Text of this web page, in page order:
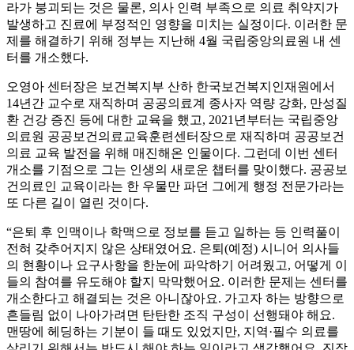
라가 붕괴되는 것은 물론, 의사 인력 부족으로 의료 취약지가
발생하고 진료에 부정적인 영향을 미치는 실정이다. 이러한 문
제를 해결하기 위해 정부는 지난해 4월 국립중앙의료원 내 센
터를 개소했다.
오영아 센터장은 보건복지부 산하 한국보건복지인재원에서
14년간 교수로 재직하며 공공의료계 종사자 역량 강화, 만성질
환 건강 증진 등에 대한 교육을 했고, 2021년부터는 국립중앙
의료원 공공보건의료교육훈련센터장으로 재직하며 공공보건
의료 교육 발전을 위해 매진해온 인물이다. 그런데 이번 센터
개소를 기점으로 그는 인생의 새로운 챕터를 맞이했다. 공공보
건의료인 교육이라는 한 우물만 파던 그에게 행정 전문가라는
또 다른 길이 열린 것이다.
“은퇴 후 인맥이나 학맥으로 정보를 듣고 일하는 등 인력풀이
전혀 갖추어지지 않은 상태였어요. 은퇴(예정) 시니어 의사들
의 현황이나 요구사항을 한눈에 파악하기 어려웠고, 어떻게 이
들의 참여를 유도해야 할지 막막했어요. 이러한 문제는 센터를
개소한다고 해결되는 것은 아니잖아요. 가고자 하는 방향으로
흔들림 없이 나아가려면 탄탄한 조직 구성이 선행돼야 해요.
맨땅에 헤딩하는 기분이 들 때도 있었지만, 지역·필수 의료를